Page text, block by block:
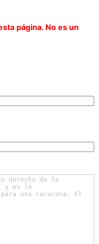
página. No es un